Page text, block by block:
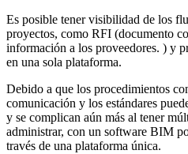
Es posible tener visibilidad de los
proyectos, como RFI (documento
información a los proveedores. ) y
en una sola plataforma.
Debido a que los procedimientos
comunicación y los estándares
y se complican aún más al tener
administrar, con un software BIM
través de una plataforma única.